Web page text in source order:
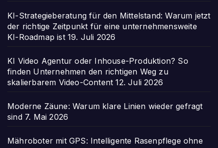
KI-Strategieberatung für den Mittelstand: Warum jetzt
der richtige Zeitpunkt für eine unternehmensweite
KI-Roadmap ist 19. Juli 2026
KI Video Agentur oder Inhouse-Produktion? So
finden Unternehmen den richtigen Weg zu
skalierbarem Video-Content 12. Juli 2026
Moderne Zäune: Warum klare Linien wieder gefragt
sind 7. Mai 2026
Mähroboter mit GPS: Intelligente Rasenpflege ohne